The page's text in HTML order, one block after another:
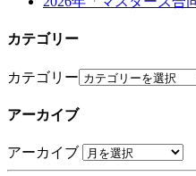
カテゴリー
カテゴリー
アーカイブ
アーカイブ